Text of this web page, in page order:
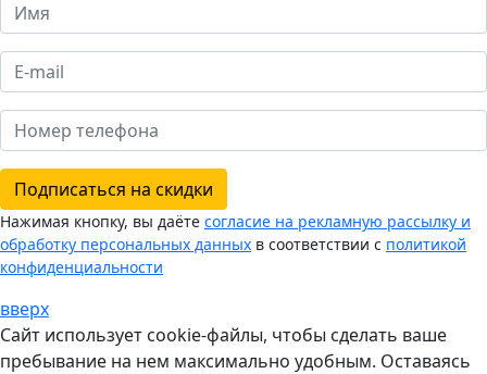
Подписаться на скидки
Нажимая кнопку, вы даёте согласие на рекламную рассылку и
обработку персональных данных в соответствии с политикой
конфиденциальности
вверх
Сайт использует cookie-файлы, чтобы сделать ваше
пребывание на нем максимально удобным. Оставаясь